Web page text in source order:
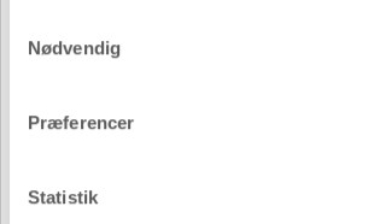
Nødvendig
Præferencer
Statistik